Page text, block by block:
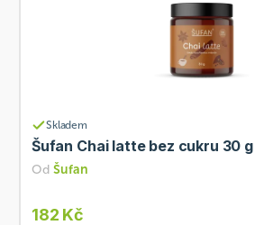
Skladem
Šufan Chai latte bez cukru 30 g
Od Šufan
182 Kč